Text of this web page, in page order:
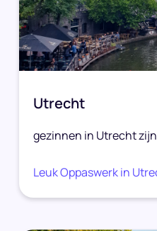
Utrecht
gezinnen in Utrecht
Leuk Oppaswerk in